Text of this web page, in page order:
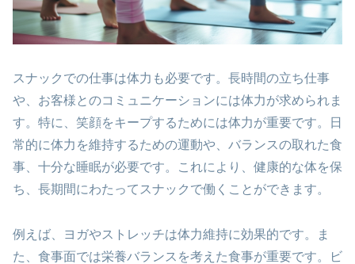
スナックでの仕事は体力も必要です。長時間の立ち仕事
や、お客様とのコミュニケーションには体力が求められま
す。特に、笑顔をキープするためには体力が重要です。日
常的に体力を維持するための運動や、バランスの取れた食
事、十分な睡眠が必要です。これにより、健康的な体を保
ち、長期間にわたってスナックで働くことができます​​。
例えば、ヨガやストレッチは体力維持に効果的です。ま
た、食事面では栄養バランスを考えた食事が重要です。ビ